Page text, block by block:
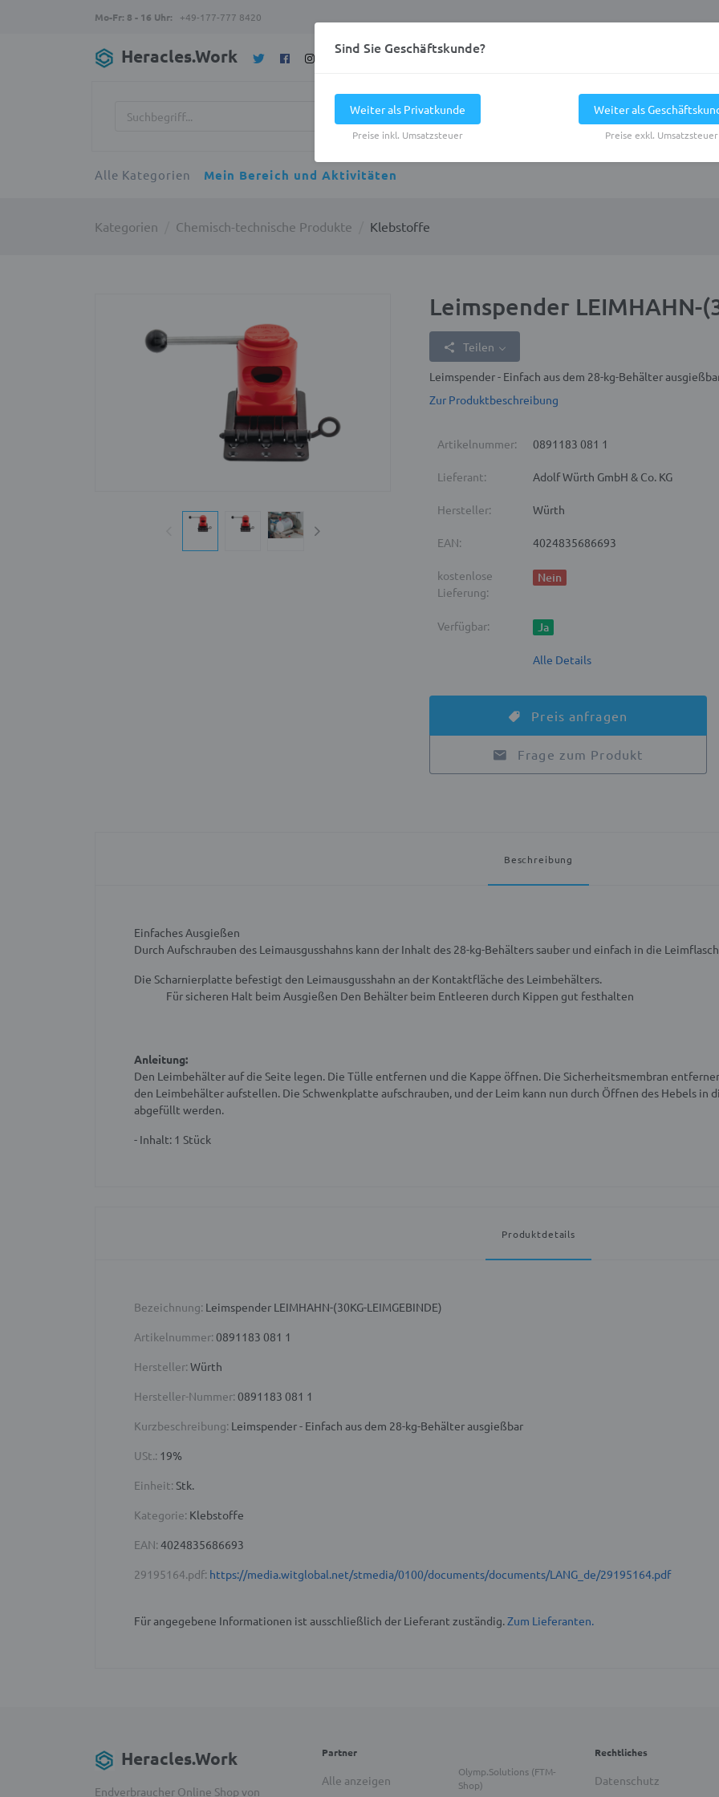
Mo-Fr: 8 - 16 Uhr: +49-177-777 8420
Heracles.Work
Alle Kategorien Mein Bereich und Aktivitäten
Kategorien Chemisch-technische Produkte Klebstoffe
Leimspender LEIMHAHN-
Teilen
Leimspender - Einfach aus dem 28-kg-Behälter
Zur Produktbeschreibung
Artikelnummer: 0891183 081 1
Lieferant: Adolf Würth GmbH & Co. KG
Hersteller: Würth
EAN: 4024835686693
kostenlose
Lieferung:
Nein
Verfügbar: Ja
Alle Details
Preis anfragen
Frage zum Produkt
Beschreibung
Einfaches Ausgießen
Durch Aufschrauben des Leimausgusshahns kann der Inhalt des 28-kg-Behälters sauber und einfach in die
Die Scharnierplatte befestigt den Leimausgusshahn an der Kontaktfläche des Leimbehälters.
Für sicheren Halt beim Ausgießen Den Behälter beim Entleeren durch Kippen gut festhalten
Anleitung:
Den Leimbehälter auf die Seite legen. Die Tülle entfernen und die Kappe öffnen. Die Sicherheitsmembran
den Leimbehälter aufstellen. Die Schwenkplatte aufschrauben, und der Leim kann nun durch Öffnen des Hebels in
abgefüllt werden.
- Inhalt: 1 Stück
Produktdetails
Bezeichnung: Leimspender LEIMHAHN-(30KG-LEIMGEBINDE)
Artikelnummer: 0891183 081 1
Hersteller: Würth
Hersteller-Nummer: 0891183 081 1
Kurzbeschreibung: Leimspender - Einfach aus dem 28-kg-Behälter ausgießbar
USt.: 19%
Einheit: Stk.
Kategorie: Klebstoffe
EAN: 4024835686693
29195164.pdf: https://media.witglobal.net/stmedia/0100/documents/documents/LANG_de/29195164.pdf
Für angegebene Informationen ist ausschließlich der Lieferant zuständig.Zum Lieferanten.
Heracles.Work
Endverbraucher Online Shop von
Partner
Alle anzeigen
Olymp.Solutions (FTM-
Shop)
Rechtliches
Datenschutz
Sind Sie Geschäftskunde?
Weiter als Privatkunde
Preise inkl. Umsatzsteuer
Weiter als
Preise exkl. Umsatzsteuer